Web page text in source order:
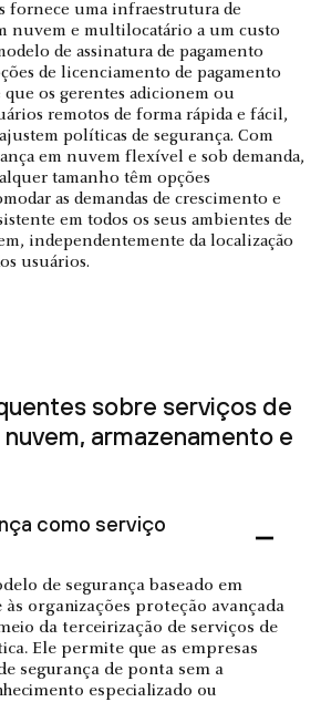
fornece uma infraestrutura de
nuvem e multilocatário a um custo
de assinatura de pagamento
de licenciamento de pagamento
os gerentes adicionem ou
remotos de forma rápida e fácil,
políticas de segurança. Com
em nuvem flexível e sob demanda,
tamanho têm opções
as demandas de crescimento e
em todos os seus ambientes de
independentemente da localização
usuários.
sobre serviços de
armazenamento e
como serviço
de segurança baseado em
às organizações proteção avançada
da terceirização de serviços de
Ele permite que as empresas
segurança de ponta sem a
especializado ou